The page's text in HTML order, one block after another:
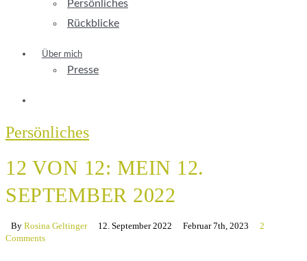
Persönliches
Rückblicke
Über mich
Presse
Persönliches
12 VON 12: MEIN 12.
SEPTEMBER 2022
By Rosina Geltinger 12. September 2022 Februar 7th, 2023
2
Comments